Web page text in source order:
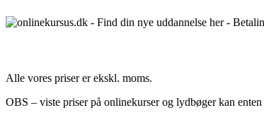
Alle vores priser er ekskl. moms.
OBS – viste priser på onlinekurser og lydbøger kan